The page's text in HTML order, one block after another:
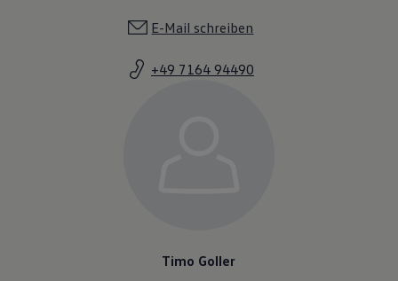
E-Mail schreiben
+49 7164 94490
Timo Goller